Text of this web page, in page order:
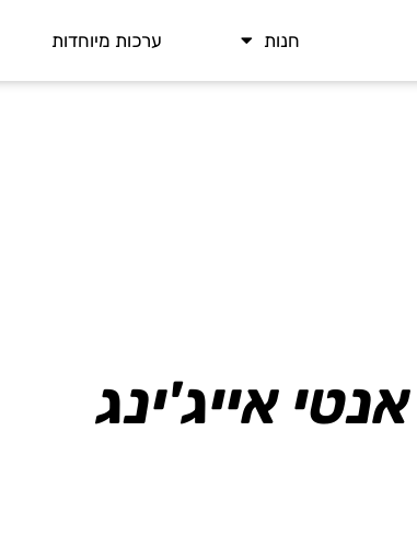
חנות ערכות מיוחדות
אייג'ינג